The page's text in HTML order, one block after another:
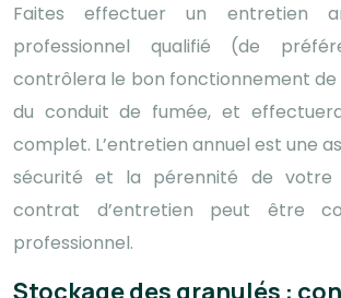
Faites effectuer un entretien
professionnel qualifié (de
contrôlera le bon fonctionnement de
du conduit de fumée, et
complet. L’entretien annuel est une
sécurité et la pérennité de votre
contrat d’entretien peut être
professionnel.